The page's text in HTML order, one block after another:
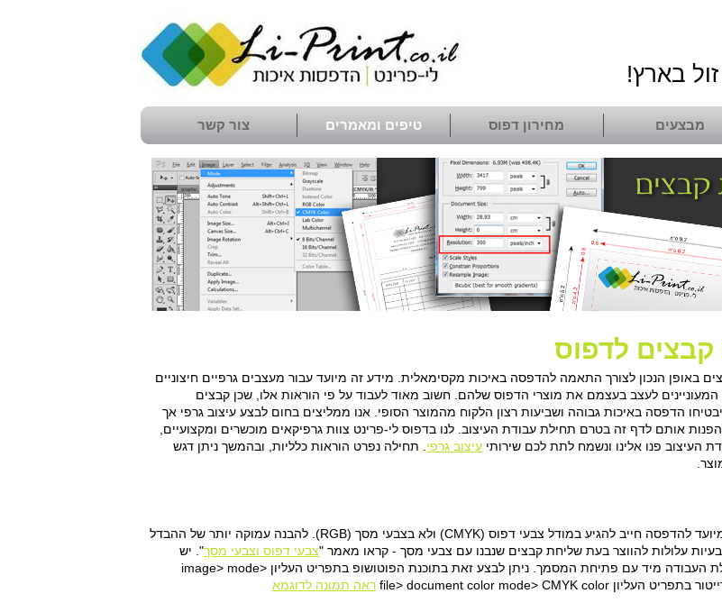
בארץ!
מבצעים מחירון דפוס טיפים ומאמרים צור קשר
קבצים לדפוס
באופן הנכון לצורך התאמה להדפסה באיכות מקסימאלית. מידע זה מיועד עבור מעצבים גרפיים חיצוניים
המעוניינים לעצב בעצמם את מוצרי הדפוס שלהם. חשוב מאוד לעבוד על פי הוראות אלו, שכן קבצים
הדפסה באיכות גבוהה ושביעות רצון הלקוח מהמוצר הסופי. אנו ממליצים בחום לבצע עיצוב גרפי אך
אותם לדף זה בטרם תחילת עבודת העיצוב. לנו בדפוס לי-פרינט צוות גרפיקאים מוכשרים ומקצועיים,
העיצוב פנו אלינו ונשמח לתת לכם שירותי עיצוב גרפי . תחילה נפרט הוראות כלליות, ובהמשך ניתן דגש
1. מודל צבעים: כל קובץ גרפי המיועד להדפסה חייב להגיע במודל צבעי דפוס (CMYK) ולא בצבעי מסך (RGB). להבנה עמוקה יותר של ההבדל
בעיות עלולות להווצר בעת שליחת קבצים שנבנו עם צבעי מסך - קראו מאמר "צבעי דפוס וצבעי מסך". יש
להגדיר את מודל הצבעים בתחילת העבודה מיד עם פתיחת המסמך. ניתן לבצע זאת בתוכנת הפוטושופ בתפריט העליון image> mode>
ראה תמונה לדוגמא